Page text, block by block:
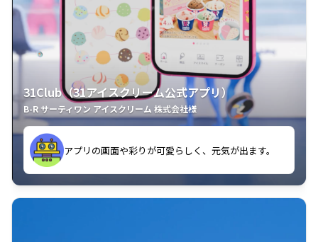
31Club（31アイスクリーム公式アプリ）
B-R サーティワン アイスクリーム 株式会社様
アプリの画面や彩りが可愛らしく、元気が出ます。
クラスごとに特典があるようなので使うのが楽しいで
す。